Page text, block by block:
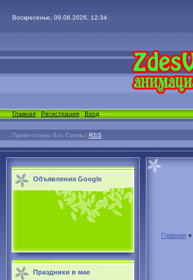
Воскресенье, 09.08.2026, 12:34
Главная|Регистрация|Вход
Приветствую Вас Гость | RSS
Объявления Google
Праздники в мае
Главная »